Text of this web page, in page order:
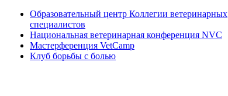
Образовательный центр Коллегии ветеринарных
специалистов
Национальная ветеринарная конференция NVC
Мастерференция VetCamp
Клуб борьбы с болью